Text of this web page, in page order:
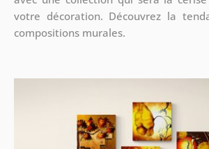
votre décoration. Découvrez la
compositions murales.